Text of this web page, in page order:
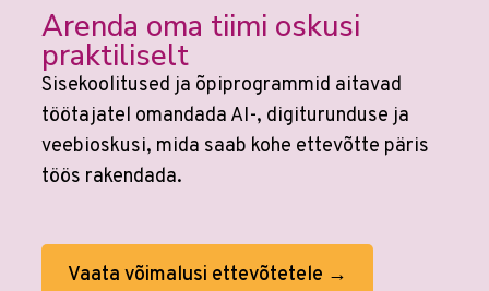
Arenda oma tiimi oskusi
praktiliselt
Sisekoolitused ja õpiprogrammid aitavad
töötajatel omandada AI-, digiturunduse ja
veebioskusi, mida saab kohe ettevõtte päris
töös rakendada.
Vaata võimalusi ettevõtetele →